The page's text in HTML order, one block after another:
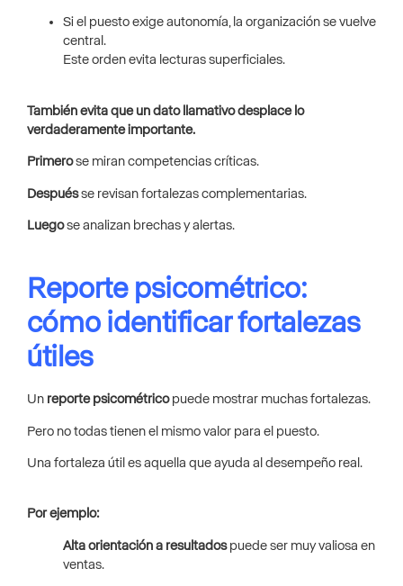
Si el puesto exige autonomía, la organización se vuelve
central.
Este orden evita lecturas superficiales.
También evita que un dato llamativo desplace lo
verdaderamente importante.
Primerose miran competencias críticas.
Despuésse revisan fortalezas complementarias.
Luegose analizan brechas y alertas.
Reporte psicométrico:
cómo identificar fortalezas
útiles
Un reporte psicométricopuede mostrar muchas fortalezas.
Pero no todas tienen el mismo valor para el puesto.
Una fortaleza útil es aquella que ayuda al desempeño real.
Por ejemplo:
Alta orientación a resultadospuede ser muy valiosa en
ventas.